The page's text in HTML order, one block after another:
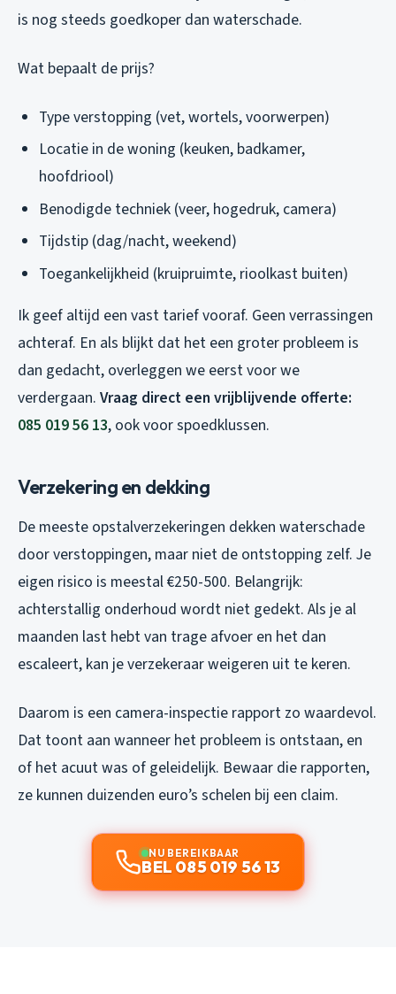
is nog steeds goedkoper dan waterschade.
Wat bepaalt de prijs?
Type verstopping (vet, wortels, voorwerpen)
Locatie in de woning (keuken, badkamer,
hoofdriool)
Benodigde techniek (veer, hogedruk, camera)
Tijdstip (dag/nacht, weekend)
Toegankelijkheid (kruipruimte, rioolkast buiten)
Ik geef altijd een vast tarief vooraf. Geen verrassingen
achteraf. En als blijkt dat het een groter probleem is
dan gedacht, overleggen we eerst voor we
verdergaan. Vraag direct een vrijblijvende offerte:
085 019 56 13, ook voor spoedklussen.
Verzekering en dekking
De meeste opstalverzekeringen dekken waterschade
door verstoppingen, maar niet de ontstopping zelf. Je
eigen risico is meestal €250-500. Belangrijk:
achterstallig onderhoud wordt niet gedekt. Als je al
maanden last hebt van trage afvoer en het dan
escaleert, kan je verzekeraar weigeren uit te keren.
Daarom is een camera-inspectie rapport zo waardevol.
Dat toont aan wanneer het probleem is ontstaan, en
of het acuut was of geleidelijk. Bewaar die rapporten,
ze kunnen duizenden euro’s schelen bij een claim.
NU BEREIKBAAR
BEL 085 019 56 13